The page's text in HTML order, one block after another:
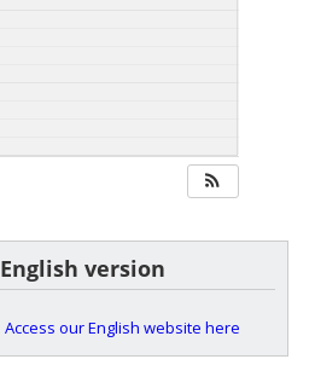
English version
Access our English website here